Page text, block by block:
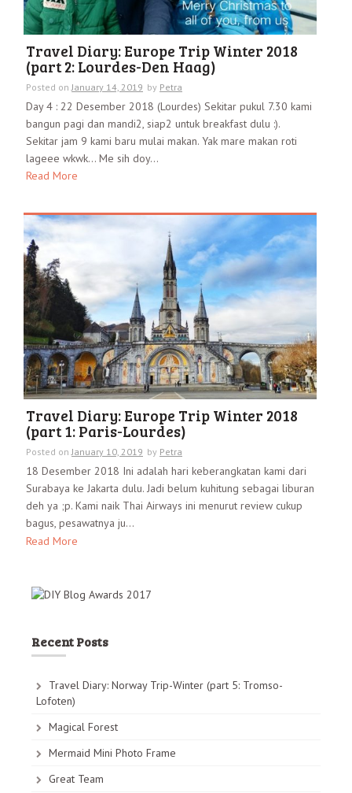
Travel Diary: Europe Trip Winter 2018
(part 2: Lourdes-Den Haag)
Posted on January 14, 2019 by Petra
Day 4 : 22 Desember 2018 (Lourdes) Sekitar pukul 7.30 kami
bangun pagi dan mandi2, siap2 untuk breakfast dulu :).
Sekitar jam 9 kami baru mulai makan. Yak mare makan roti
lageee wkwk… Me sih doy...
Read More
Travel Diary: Europe Trip Winter 2018
(part 1: Paris-Lourdes)
Posted onJanuary 10, 2019 by Petra
18 Desember 2018 Ini adalah hari keberangkatan kami dari
Surabaya ke Jakarta dulu. Jadi belum kuhitung sebagai liburan
deh ya ;p. Kami naik Thai Airways ini menurut review cukup
bagus, pesawatnya ju...
Read More
Recent Posts
Travel Diary: Norway Trip-Winter (part 5: Tromso-
Lofoten)
Magical Forest
Mermaid Mini Photo Frame
Great Team